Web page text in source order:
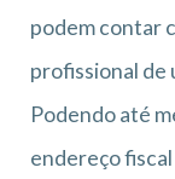
podem contar
profissional de
Podendo até
endereço